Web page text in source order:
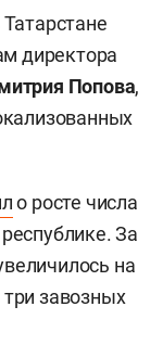
директора
Попова,
о росте числа
За
на
завозных